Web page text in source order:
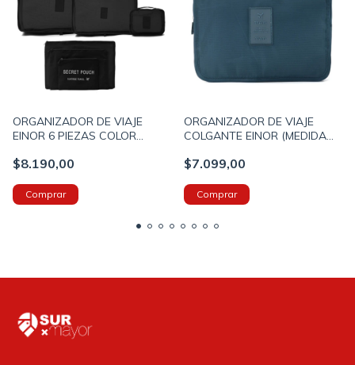
ORGANIZADOR DE VIAJE
EINOR 6 PIEZAS COLOR
$8.190,00
ORGANIZADOR DE VIAJE
COLGANTE EINOR (MEDIDA
21X25X12CM) COLOR AZUL
$7.099,00